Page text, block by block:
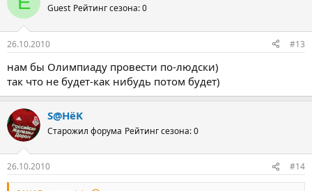
Guest Рейтинг сезона: 0
26.10.2010 #13
нам бы Олимпиаду провести по-людски)
так что не будет-как нибудь потом будет)
S@HёK
Старожил форума Рейтинг сезона: 0
26.10.2010 #14